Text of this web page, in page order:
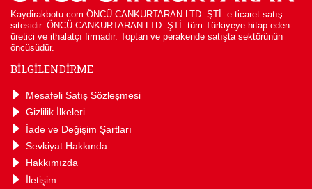
Kaydirakbotu.com ÖNCÜ CANKURTARAN LTD. ŞTİ. e-ticaret satış
sitesidir. ÖNCÜ CANKURTARAN LTD. ŞTİ. tüm Türkiyeye hitap eden
üretici ve ithalatçı firmadır. Toptan ve perakende satışta sektörünün
öncüsüdür.
BİLGİLENDİRME
Mesafeli Satış Sözleşmesi
Gizlilik İlkeleri
İade ve Değişim Şartları
Sevkiyat Hakkında
Hakkımızda
İletişim